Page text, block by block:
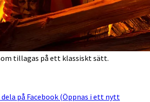
tillagas på ett klassiskt sätt.
på Facebook (Öppnas i ett nytt